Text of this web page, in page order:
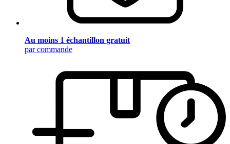
Au moins 1 échantillon gratuit
par commande